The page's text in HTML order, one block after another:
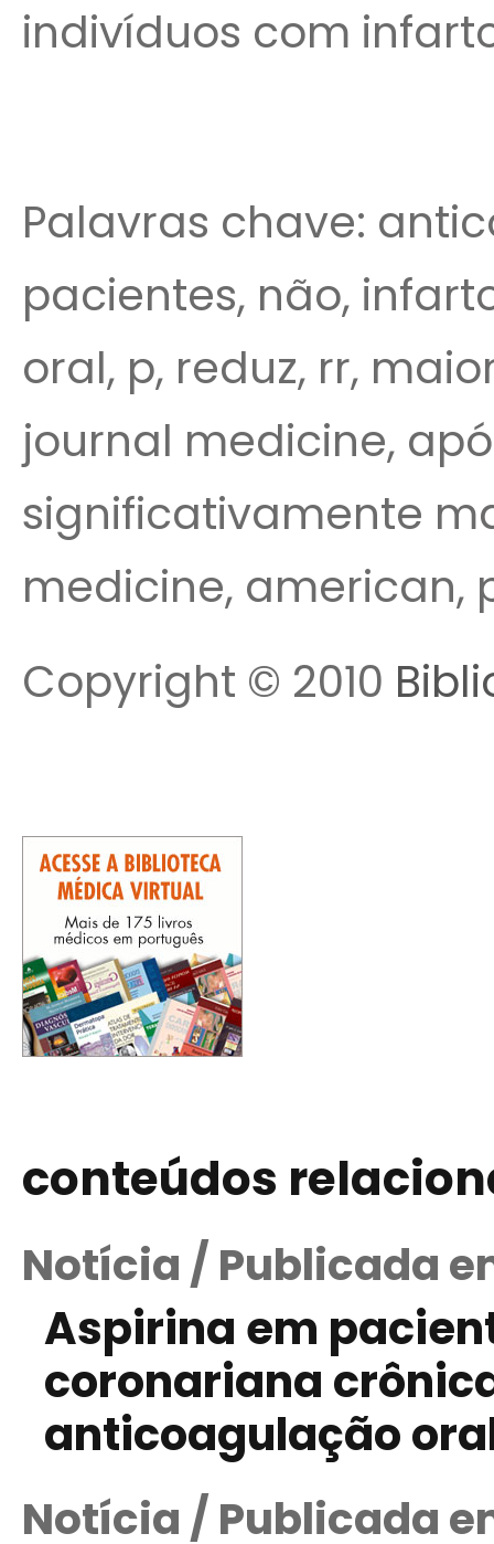
indivíduos com
Palavras chave:
pacientes, não,
oral, p, reduz, rr,
journal medicine,
significativamente
medicine, american,
Copyright © 2010
conteúdos
Notícia / Publicada
Aspirina em
coronariana
anticoagulação
Notícia / Publicada